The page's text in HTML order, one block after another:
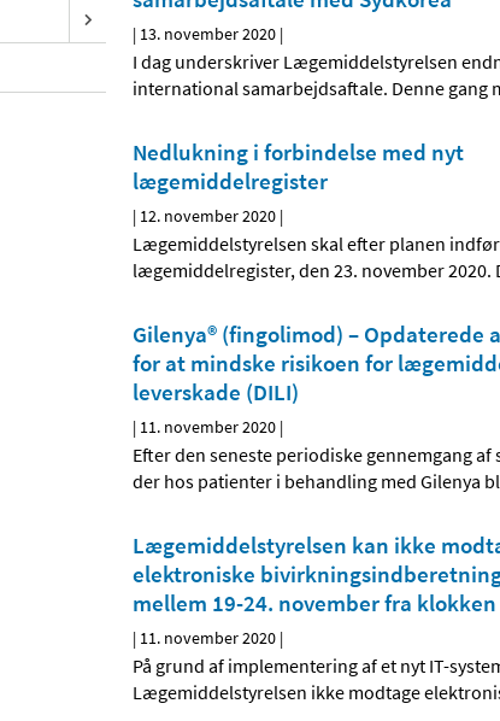
| 13. november 2020 |
I dag underskriver Lægemiddelstyrelsen
international samarbejdsaftale. Denne gang
Nedlukning i forbindelse med nyt
lægemiddelregister
| 12. november 2020 |
Lægemiddelstyrelsen skal efter planen
lægemiddelregister, den 23. november 2020.
Gilenya® (fingolimod) – Opdaterede
for at mindske risikoen for
leverskade (DILI)
| 11. november 2020 |
Efter den seneste periodiske gennemgang
der hos patienter i behandling med Gilenya
Lægemiddelstyrelsen kan ikke
elektroniske
mellem 19-24. november fra klokken
| 11. november 2020 |
På grund af implementering af et nyt IT-
Lægemiddelstyrelsen ikke modtage